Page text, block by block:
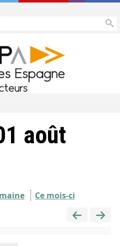
août
Ce mois-ci